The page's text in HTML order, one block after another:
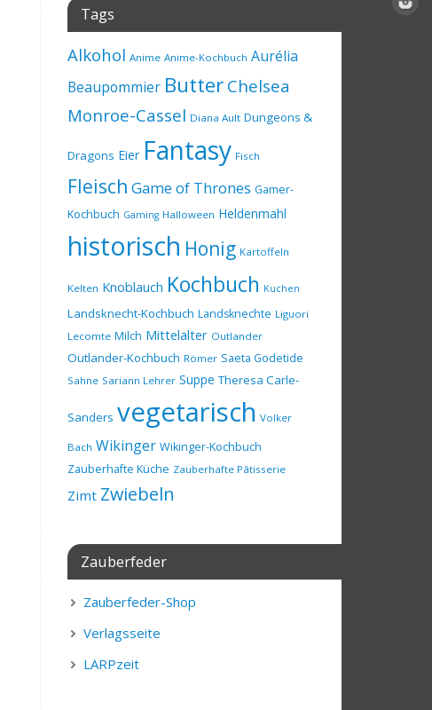
Tags
Alkohol Anime Anime-Kochbuch Aurélia
Beaupommier ButterChelsea
Monroe-Cassel Diana Ault Dungeons &
Dragons Eier Fantasy Fisch
Fleisch Game of Thrones Gamer-
Kochbuch Gaming Halloween Heldenmahl
historisch Honig Kartoffeln
Kelten Knoblauch Kochbuch Kuchen
Landsknecht-Kochbuch Landsknechte Liguori
Lecomte Milch Mittelalter Outlander
Outlander-Kochbuch Römer Saeta Godetide
Sahne Sariann Lehrer Suppe Theresa Carle-
Sanders vegetarisch Volker
Bach Wikinger Wikinger-Kochbuch
Zauberhafte Küche Zauberhafte Pâtisserie
Zimt Zwiebeln
Zauberfeder
Zauberfeder-Shop
Verlagsseite
LARPzeit